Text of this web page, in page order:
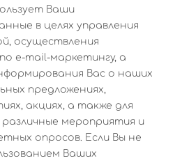
Ваши
в целях управления
осуществления
e-mail-маркетингу, а
Вас о наших
предложениях,
акциях, а также для
мероприятия и
опросов. Если Вы не
Ваших